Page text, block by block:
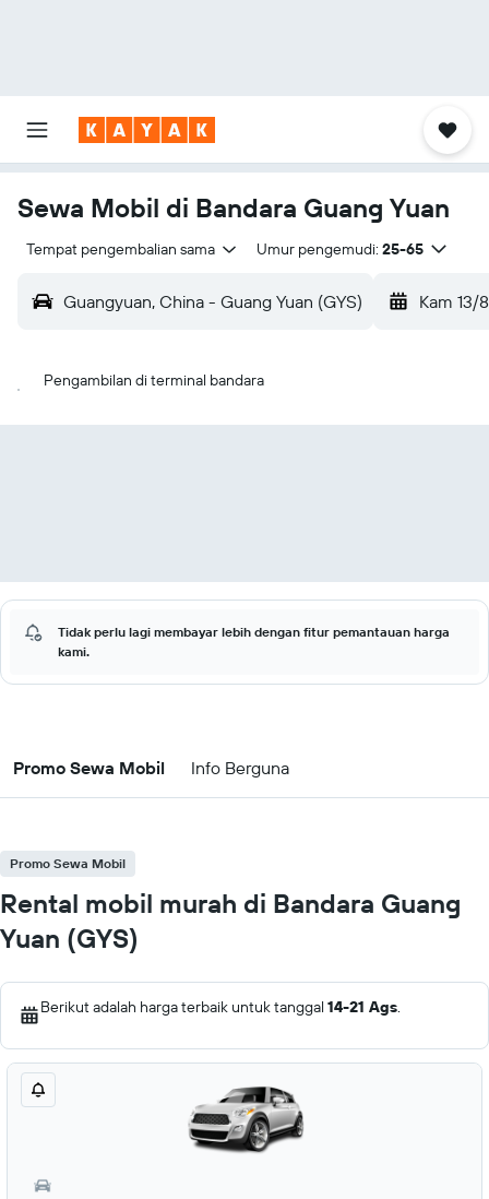
Sewa Mobil di Bandara Guang Yuan
Tempat pengembalian sama Umur pengemudi: 25-65
Guangyuan, China - Guang Yuan (GYS) Kam 13/8
Pengambilan di terminal bandara
Tidak perlu lagi membayar lebih dengan fitur pemantauan harga
kami.
Promo Sewa Mobil Info Berguna
Promo Sewa Mobil
Rental mobil murah di Bandara Guang
Yuan (GYS)
Berikut adalah harga terbaik untuk tanggal 14-21 Ags.